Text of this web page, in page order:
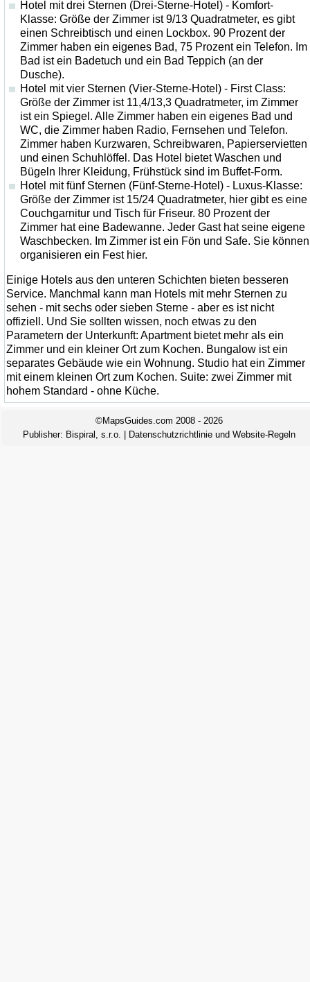
Hotel mit drei Sternen (Drei-Sterne-Hotel) - Komfort-
Klasse: Größe der Zimmer ist 9/13 Quadratmeter, es gibt
einen Schreibtisch und einen Lockbox. 90 Prozent der
Zimmer haben ein eigenes Bad, 75 Prozent ein Telefon. Im
Bad ist ein Badetuch und ein Bad Teppich (an der
Dusche).
Hotel mit vier Sternen (Vier-Sterne-Hotel) - First Class:
Größe der Zimmer ist 11,4/13,3 Quadratmeter, im Zimmer
ist ein Spiegel. Alle Zimmer haben ein eigenes Bad und
WC, die Zimmer haben Radio, Fernsehen und Telefon.
Zimmer haben Kurzwaren, Schreibwaren, Papierservietten
und einen Schuhlöffel. Das Hotel bietet Waschen und
Bügeln Ihrer Kleidung, Frühstück sind im Buffet-Form.
Hotel mit fünf Sternen (Fünf-Sterne-Hotel) - Luxus-Klasse:
Größe der Zimmer ist 15/24 Quadratmeter, hier gibt es eine
Couchgarnitur und Tisch für Friseur. 80 Prozent der
Zimmer hat eine Badewanne. Jeder Gast hat seine eigene
Waschbecken. Im Zimmer ist ein Fön und Safe. Sie können
organisieren ein Fest hier.
Einige Hotels aus den unteren Schichten bieten besseren
Service. Manchmal kann man Hotels mit mehr Sternen zu
sehen - mit sechs oder sieben Sterne - aber es ist nicht
offiziell. Und Sie sollten wissen, noch etwas zu den
Parametern der Unterkunft: Apartment bietet mehr als ein
Zimmer und ein kleiner Ort zum Kochen. Bungalow ist ein
separates Gebäude wie ein Wohnung. Studio hat ein Zimmer
mit einem kleinen Ort zum Kochen. Suite: zwei Zimmer mit
hohem Standard - ohne Küche.
©MapsGuides.com 2008 - 2026
Publisher: Bispiral, s.r.o. Datenschutzrichtlinie und Website-Regeln